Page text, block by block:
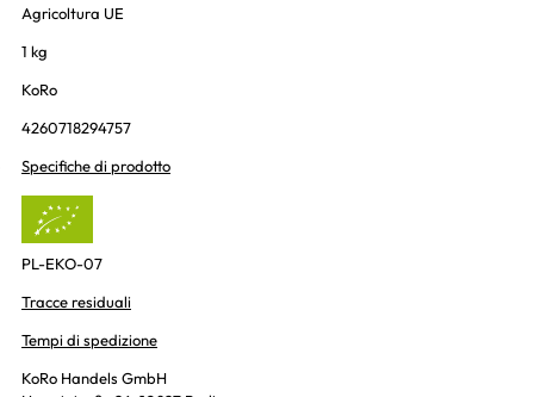
Agricoltura UE
1 kg
KoRo
4260718294757
Specifiche di prodotto
PL-EKO-07
Tracce residuali
Tempi di spedizione
KoRo Handels GmbH